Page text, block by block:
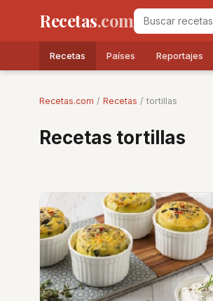
Recetas.com
Recetas Países Reportajes
Recetas.com / Recetas / tortillas
Recetas tortillas